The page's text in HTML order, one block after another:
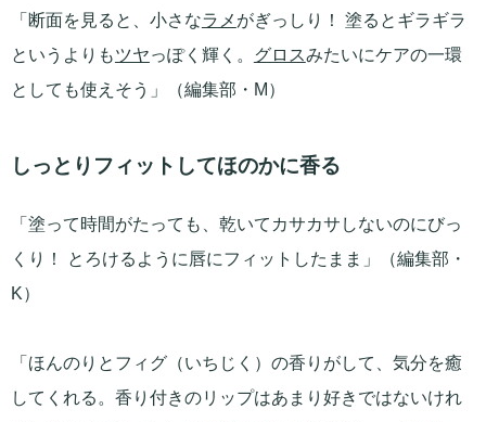
「断面を見ると、小さなラメ がぎっしり！ 塗るとギラギラ
というよりもツヤっぽく輝く。 グロスみたいにケアの一環
としても使えそう」（編集部・M）
しっとりフィットしてほのかに香る
「塗って時間がたっても、乾いてカサカサしないのにびっ
くり！ とろけるように唇にフィットしたまま」（編集部・
K）
「ほんのりとフィグ（いちじく）の香りがして、気分を癒
してくれる。香り付きのリップはあまり好きではないけれ